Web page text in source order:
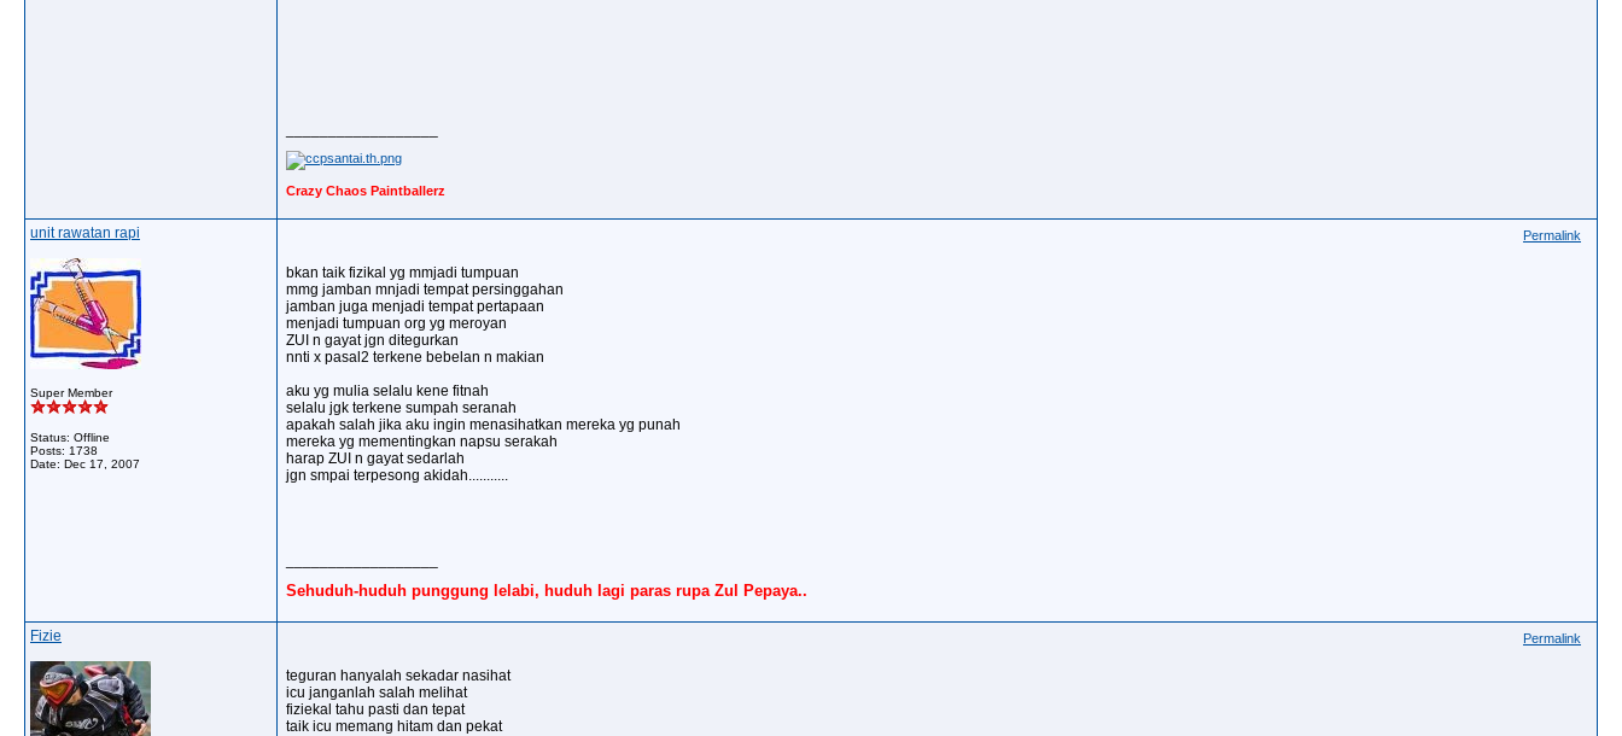
Crazy Chaos Paintballerz
unit rawatan rapi
Super Member
Status: Offline
Posts: 1738
Date: Dec 17, 2007
Permalink
bkan taik fizikal yg mmjadi tumpuan
mmg jamban mnjadi tempat persinggahan
jamban juga menjadi tempat pertapaan
menjadi tumpuan org yg meroyan
ZUI n gayat jgn ditegurkan
nnti x pasal2 terkene bebelan n makian
aku yg mulia selalu kene fitnah
selalu jgk terkene sumpah seranah
apakah salah jika aku ingin menasihatkan mereka yg punah
mereka yg mementingkan napsu serakah
harap ZUI n gayat sedarlah
jgn smpai terpesong akidah...........
Sehuduh-huduh punggung lelabi, huduh lagi paras rupa Zul Pepaya..
Fizie Permalink
teguran hanyalah sekadar nasihat
icu janganlah salah melihat
fiziekal tahu pasti dan tepat
taik icu memang hitam dan pekat